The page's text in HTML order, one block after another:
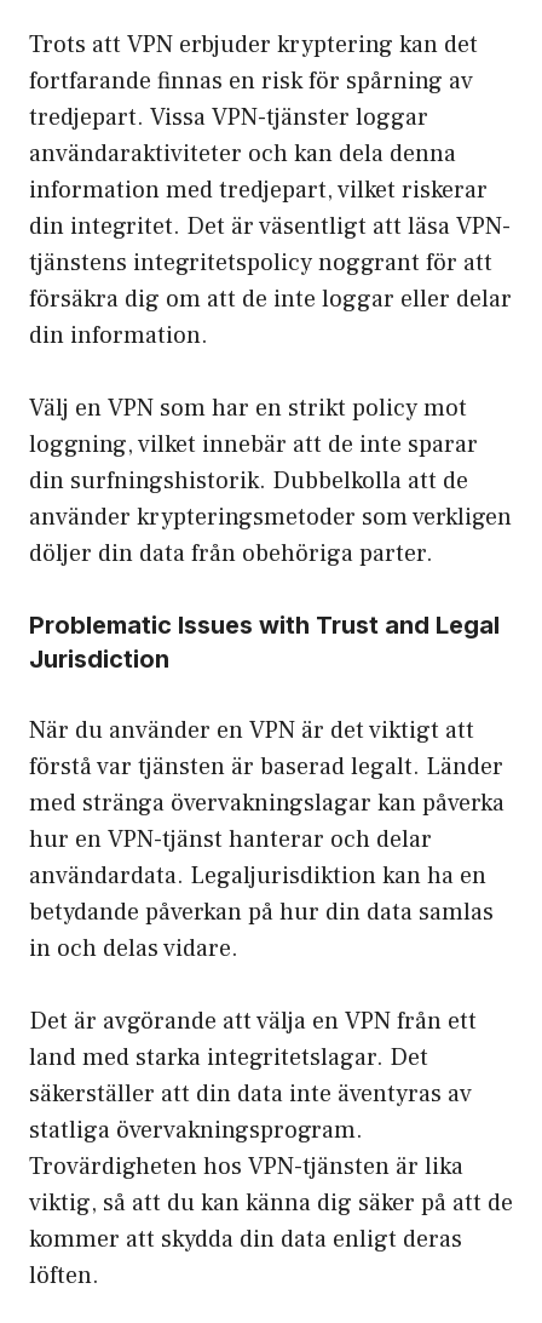
Trots att VPN erbjuder kryptering kan det
fortfarande finnas en risk för spårning av
tredjepart. Vissa VPN-tjänster loggar
användaraktiviteter och kan dela denna
information med tredjepart, vilket riskerar
din integritet. Det är väsentligt att läsa VPN-
tjänstens integritets­policy noggrant för att
försäkra dig om att de inte loggar eller delar
din information.
Välj en VPN som har en strikt policy mot
loggning, vilket innebär att de inte sparar
din surfnings­historik. Dubbelkolla att de
använder krypterings­metoder som verkligen
döljer din data från obehöriga parter.
Problematic Issues with Trust and Legal
Jurisdiction
När du använder en VPN är det viktigt att
förstå var tjänsten är baserad legalt. Länder
med stränga övervak­nings­lagar kan påverka
hur en VPN-tjänst hanterar och delar
användar­data. Legal­jurisdiktion kan ha en
betydande påverkan på hur din data samlas
in och delas vidare.
Det är avgörande att välja en VPN från ett
land med starka integritetslagar. Det
säkerställer att din data inte äventyras av
statliga övervaknings­program.
Trovärdigheten hos VPN-tjänsten är lika
viktig, så att du kan känna dig säker på att de
kommer att skydda din data enligt deras
löften.